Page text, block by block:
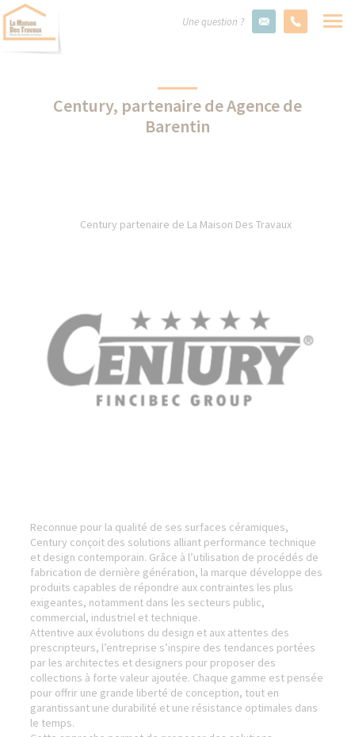
Une question ?
Century, partenaire de Agence de
Barentin
Century partenaire de La Maison Des Travaux
Reconnue pour la qualité de ses surfaces céramiques,
Century conçoit des solutions alliant performance technique
et design contemporain. Grâce à l’utilisation de procédés de
fabrication de dernière génération, la marque développe des
produits capables de répondre aux contraintes les plus
exigeantes, notamment dans les secteurs public,
commercial, industriel et technique.
Attentive aux évolutions du design et aux attentes des
prescripteurs, l’entreprise s’inspire des tendances portées
par les architectes et designers pour proposer des
collections à forte valeur ajoutée. Chaque gamme est pensée
pour offrir une grande liberté de conception, tout en
garantissant une durabilité et une résistance optimales dans
le temps.